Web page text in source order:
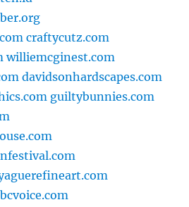
craftycutz.com
williemcginest.com
davidsonhardscapes.com
guiltybunnies.com